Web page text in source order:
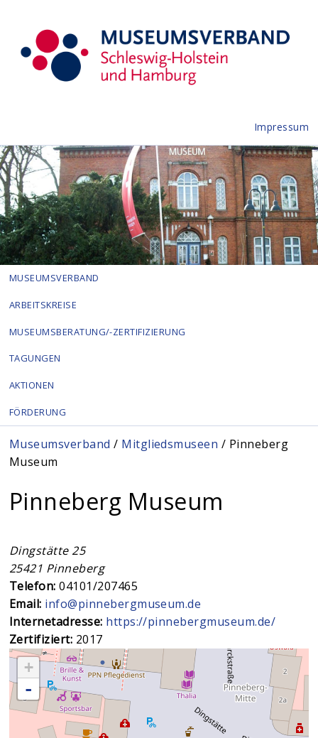
Impressum
MUSEUMSVERBAND
ARBEITSKREISE
MUSEUMSBERATUNG/-ZERTIFIZIERUNG
TAGUNGEN
AKTIONEN
FÖRDERUNG
Sie sind hier
Museumsverband / Mitgliedsmuseen / Pinneberg
Museum
Pinneberg Museum
Dingstätte 25
25421 Pinneberg
Telefon:04101/207465
Email: info@pinnebergmuseum.de
Internetadresse: https://pinnebergmuseum.de/
Zertifiziert: 2017
+
-